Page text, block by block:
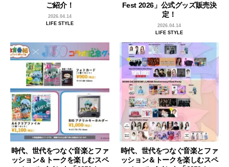
ご紹介！
2026.04.14
LIFE STYLE
Fest 2026」公式グッズ販売決
定！
2026.04.14
LIFE STYLE
時代、世代をつなぐ音楽とファ
ッション＆トークを楽しむスペ
時代、世代をつなぐ音楽とファ
ッション＆トークを楽しむスペ